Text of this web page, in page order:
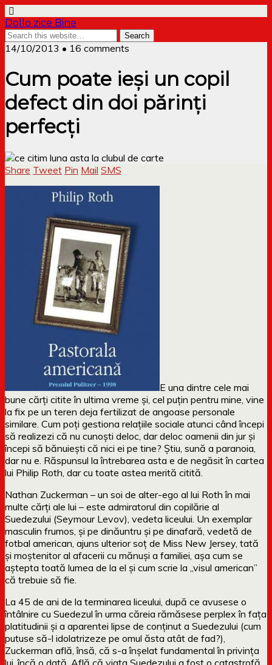
Dollo zice Bine
14/10/2013 • 16 comments
Cum poate ieși un copil
defect din doi părinți
perfecți
Share Tweet Pin Mail SMS
E una dintre cele mai
bune cărți citite în ultima vreme și, cel puțin pentru mine, vine
la fix pe un teren deja fertilizat de angoase personale
similare. Cum poți gestiona relațiile sociale atunci când începi
să realizezi că nu cunoști deloc, dar deloc oamenii din jur și
începi să bănuiești că nici ei pe tine? Știu, sună a paranoia,
dar nu e. Răspunsul la întrebarea asta e de negăsit în cartea
lui Philip Roth, dar cu toate astea merită citită.
Nathan Zuckerman – un soi de alter-ego al lui Roth în mai
multe cărți ale lui – este admiratorul din copilărie al
Suedezului (Seymour Levov), vedeta liceului. Un exemplar
masculin frumos, și pe dinăuntru și pe dinafară, vedetă de
fotbal american, ajuns ulterior soț de Miss New Jersey, tată
și moștenitor al afacerii cu mănuși a familiei, așa cum se
aștepta toată lumea de la el și cum scrie la „visul american”
că trebuie să fie.
La 45 de ani de la terminarea liceului, după ce avusese o
întâlnire cu Suedezul în urma căreia rămăsese perplex în fața
platitudinii și a aparentei lipse de conținut a Suedezului (cum
putuse să-l idolatrizeze pe omul ăsta atât de fad?),
Zuckerman află, însă, că s-a înșelat fundamental în privința
lui, încă o dată. Află că viața Suedezului a fost o catastrofă